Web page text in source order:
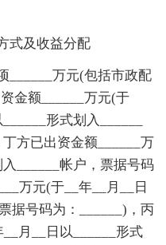
及收益分配
万元(包括市政配
金额______万元(于
形式划入______
方已出资金额______万
______帐户，票据号码
万元(于__年__月__日
据号码为：______)，丙
月__日以______形式